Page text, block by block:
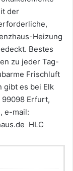
der
Heizung
Bestes
zu jeder Tag-
Frischluft
gibt es bei Elk
99098 Erfurt,
e-mail:
HLC